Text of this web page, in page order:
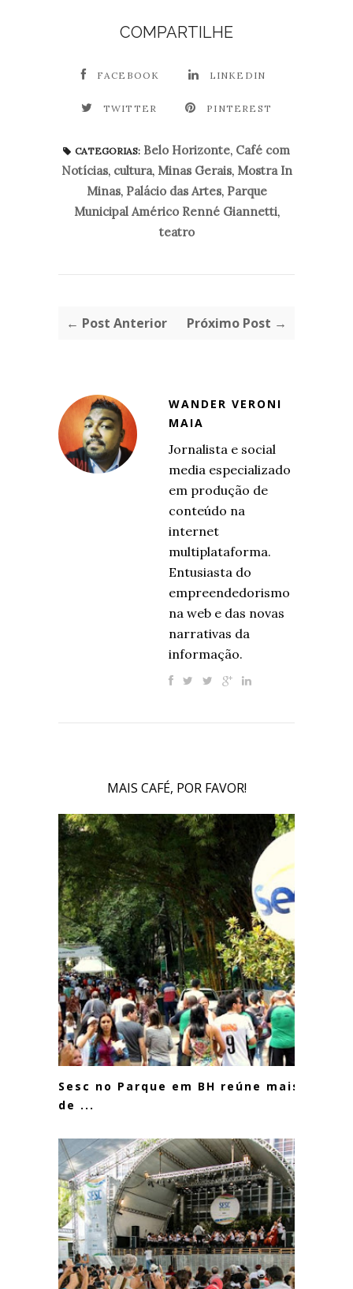
COMPARTILHE
FACEBOOK LINKEDIN
TWITTER PINTEREST
CATEGORIAS: Belo Horizonte, Café com
Notícias, cultura, Minas Gerais, Mostra In
Minas, Palácio das Artes, Parque
Municipal Américo Renné Giannetti,
teatro
← Post Anterior Próximo Post →
WANDER VERONI
MAIA
Jornalista e social
media especializado
em produção de
conteúdo na
internet
multiplataforma.
Entusiasta do
empreendedorismo
na web e das novas
narrativas da
informação.
MAIS CAFÉ, POR FAVOR!
Sesc no Parque em BH reúne mais
de ...